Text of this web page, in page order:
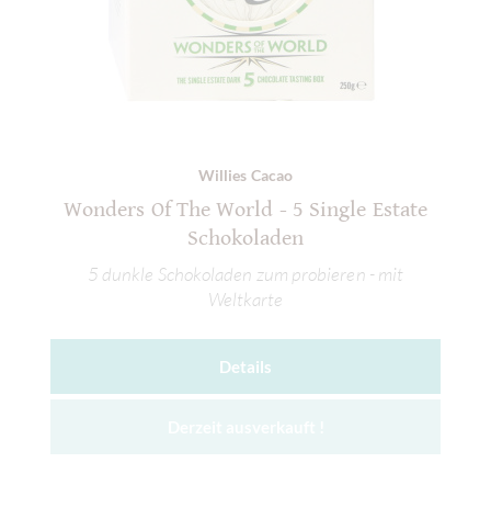
Willies Cacao
Wonders Of The World - 5 Single Estate
Schokoladen
5 dunkle Schokoladen zum probieren - mit
Weltkarte
Details